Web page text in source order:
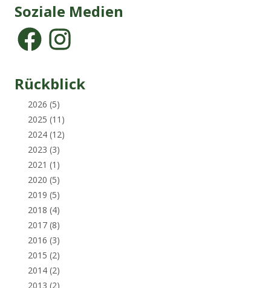
Soziale Medien
Rückblick
2026 (5)
2025 (11)
2024 (12)
2023 (3)
2021 (1)
2020 (5)
2019 (5)
2018 (4)
2017 (8)
2016 (3)
2015 (2)
2014 (2)
2013 (2)